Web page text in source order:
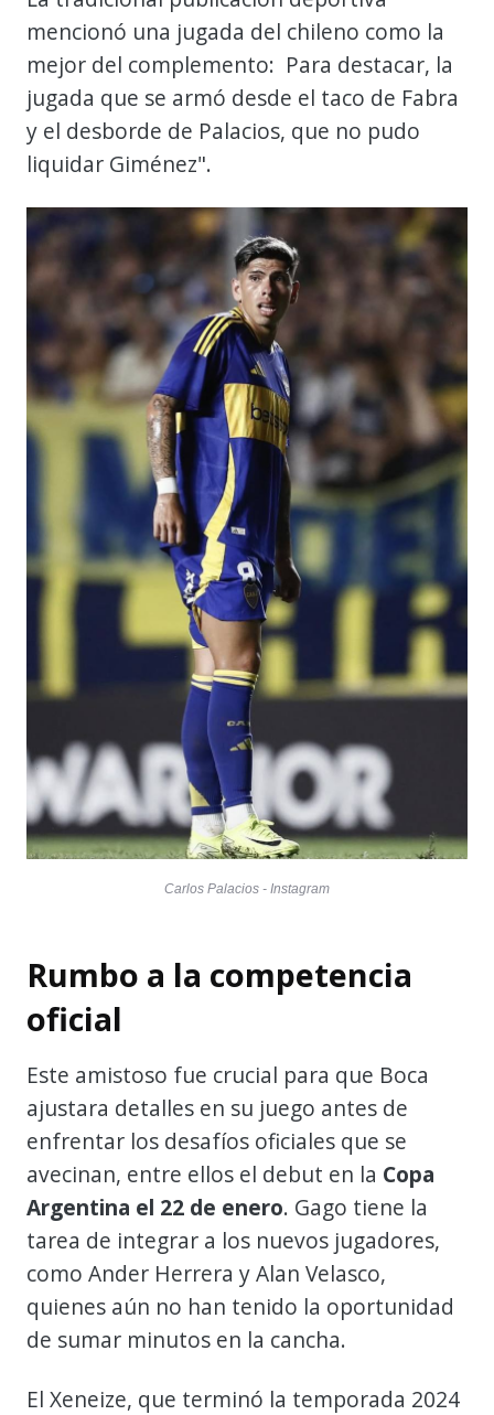
mencionó una jugada del chileno como la
mejor del complemento: Para destacar, la
jugada que se armó desde el taco de Fabra
y el desborde de Palacios, que no pudo
liquidar Giménez".
Carlos Palacios - Instagram
Rumbo a la competencia
oficial
Este amistoso fue crucial para que Boca
ajustara detalles en su juego antes de
enfrentar los desafíos oficiales que se
avecinan, entre ellos el debut en la Copa
Argentina el 22 de enero. Gago tiene la
tarea de integrar a los nuevos jugadores,
como Ander Herrera y Alan Velasco,
quienes aún no han tenido la oportunidad
de sumar minutos en la cancha.
El Xeneize, que terminó la temporada 2024